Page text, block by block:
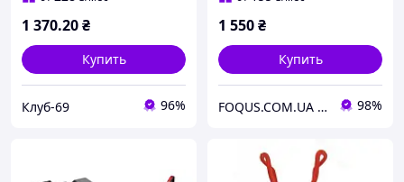
1 370.20₴
Купить
Клуб-69 96%
1 550₴
Купить
FOQUS.COM.UA ● Интернет магазин Фокус 98%